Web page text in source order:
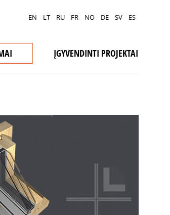
EN LT RU FR NO DE SV ES
ĮGYVENDINTI PROJEKTAI